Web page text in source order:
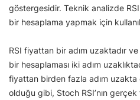
göstergesidir. Teknik analizde
bir hesaplama yapmak için
RSI fiyattan bir adım uzaktadır
bir hesaplaması iki adım
fiyattan birden fazla adım
olduğu gibi, Stoch RSI’nın